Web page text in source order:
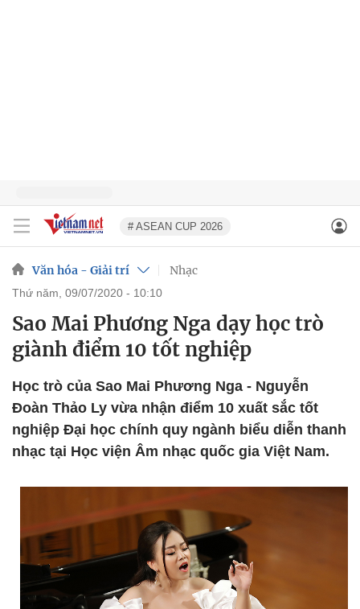
# ASEAN CUP 2026
Văn hóa - Giải trí Nhạc
thứ năm, 09/07/2020 - 10:10
Sao Mai Phương Nga dạy học trò
giành điểm 10 tốt nghiệp
Học trò của Sao Mai Phương Nga - Nguyễn
Đoàn Thảo Ly vừa nhận điểm 10 xuất sắc tốt
nghiệp Đại học chính quy ngành biểu diễn thanh
nhạc tại Học viện Âm nhạc quốc gia Việt Nam.